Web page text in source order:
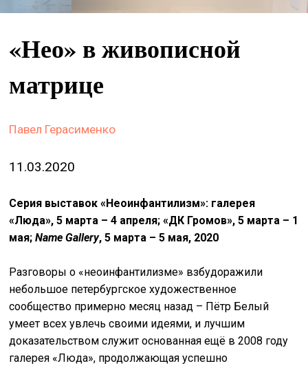
&
нас
искать
«Нео» в живописной
матрице
Павел Герасименко
11.03.2020
Серия выставок «Неоинфантилизм»: галерея
«Люда», 5 марта – 4 апреля; «ДК Громов», 5 марта – 1
мая;Name Gallery, 5 марта – 5 мая, 2020
Разговоры о «неоинфантилизме» взбудоражили
небольшое петербургское художественное
сообщество примерно месяц назад – Пётр Белый
умеет всех увлечь своими идеями, и лучшим
доказательством служит основанная ещё в 2008 году
галерея «Люда», продолжающая успешно